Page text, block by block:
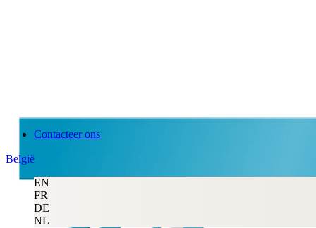
Contacteer ons
België
EN
FR
DE
NL